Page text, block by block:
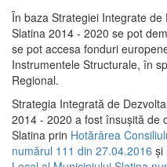
În baza Strategiei Integrate
Slatina 2014 - 2020 se pot
se pot accesa fonduri
Instrumentele Structurale, în
Regional.
Strategia Integrată de
2014 - 2020 a fost însuşită de
Slatina prin Hotărârea
numărul 111 din 27.04.2016 și